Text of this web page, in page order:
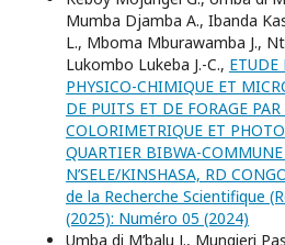
Mumba Djamba A., Ibanda
L., Mboma Mburawamba J.,
Lukombo Lukeba J.-C., ETUDE
PHYSICO-CHIMIQUE ET
DE PUITS ET DE FORAGE
COLORIMETRIQUE ET
QUARTIER BIBWA-
N’SELE/KINSHASA, RD
de la Recherche Scientifique
(2025): Numéro 05 (2024)
Umba di M’balu J., Mungieri